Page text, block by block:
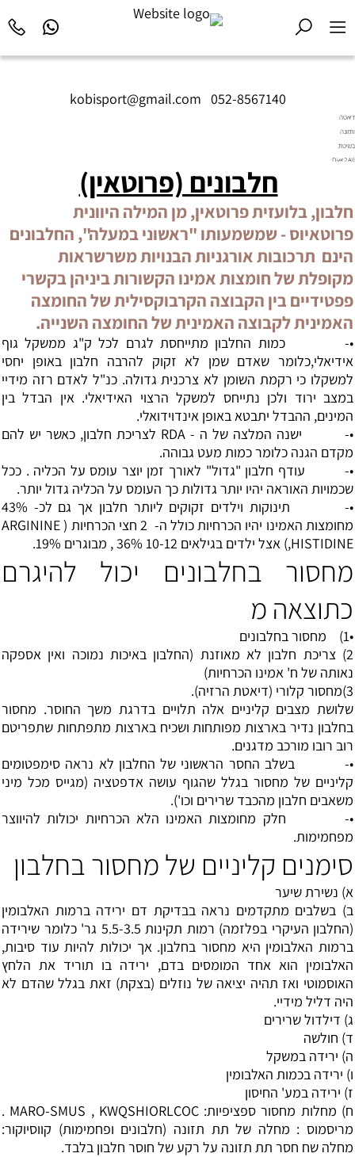
kobisport@gmail.com 052-8567140
דיאטה
ותזונה
בשיטת
Diet2All:
המושלם.
חלבונים (פרוטאין)
חלבון, בלועזיתפרוטאין, מן המילה היוונית
פרוטאיוס - שמשמעותו "ראשוני במעלה", החלבונים
הינם תרכובות אורגניות הבנויות משרשראות
מקופלת של חומצות אמינו הקשורות ביניהן בקשרי
פפטידיים בין הקבוצה הקרבוקסילית של החומצה
האמינית לקבוצה האמינית של החומצה השנייה.
•- כמות החלבון מתייחסת לגרם לכל ק"ג ממשקל גוף
אידיאלי,כלומר שאדם שמן לא זקוק להרבה חלבון באופן יחסי
למשקלו כי רקמת השומן לא צרכנית גדולה. כנ"ל לאדם רזה מידיי
במצב ירוד ולכן נתייחס למשקל הרצוי האידיאלי. אין הבדל בין
המינים, ההבדל יתבטא באופן אינדוידואלי.
•- ישנה המלצה של ה - RDA לצריכת חלבון, כאשר יש להם
מקדם הגנה כלומר כמות מעט גבוהה.
•- עודף חלבון "גדול" לאורך זמן יוצר עומס על הכליה . ככל
שכמויות האוראה יהיו יותר גדולות כך העומס על הכליה גדול יותר.
•- תינוקות וילדים זקוקים ליותר חלבון אך גם לכ- 43%
מחומצות האמינו יהיו הכרחיות כולל ה- 2 חצי הכרחיות ( ARGININE
,HISTIDINE) אצל ילדים בגילאים 10-12 36% , מבוגרים 19%.
מחסור בחלבונים יכול להיגרם
כתוצאה מ
•1) מחסור בחלבונים
2) צריכת חלבון לא מאוזנת (החלבון באיכות נמוכה ואין אספקה
נאותה של ח' אמינו הכרחיות)
3)מחסור קלורי (דיאטת הרזיה).
שלושת מצבים קליניים אלה תלויים בדרגת משך החוסר. מחסור
בחלבון נדיר בארצות מפותחות ושכיח בארצות מתפתחות שתפריטם
רוב רובו מורכב מדגנים.
•- בשלב החסר הראשוני של החלבון לא נראה סימפטומים
קליניים של מחסור בגלל שהגוף עושה אדפטציה (מגייס מכל מיני
משאבים חלבון מהכבד שרירים וכו').
•- חלק מחומצות האמינו הלא הכרחיות יכולות להיווצר
מפחמימות.
סימנים קליניים של מחסור בחלבון
א) נשירת שיער
ב) בשלבים מתקדמים נראה בבדיקת דם ירידה ברמות האלבומין
(החלבון העיקרי בפלזמה) רמות תקינות 5.5-3.5 גר' כלומר שירידה
ברמות האלבומין היא מחסור בחלבון. אך יכולות להיות עוד סיבות,
האלבומין הוא אחד המומסים בדם, ירידה בו תוריד את הלחץ
האוסמוטי ואז תהיה יציאה של נוזלים (בצקת) זאת בגלל שהדם לא
היה דליל מידיי.
ג) דילדול שרירים
ד) חולשה
ה) ירידה במשקל
ו) ירידה בכמות האלבומין
ז) ירידה במע' החיסון
ח) מחלות מחסור ספציפיות: MARO-SMUS , KWQSHIORLCOC .
מריסמוס : מחלה של תת תזונה (חלבונים ופחמימות) קווסיוקור:
מחלה שח חסר תת תזונה על רקע של חוסר חלבון בלבד.